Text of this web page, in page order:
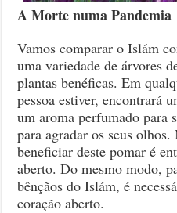
A Morte numa Pandemia
Vamos comparar o Islám
uma variedade de árvores
plantas benéficas. Em
pessoa estiver, encontrará
um aroma perfumado para
para agradar os seus
beneficiar deste pomar é
aberto. Do mesmo modo,
bênçãos do Islám, é
coração aberto.